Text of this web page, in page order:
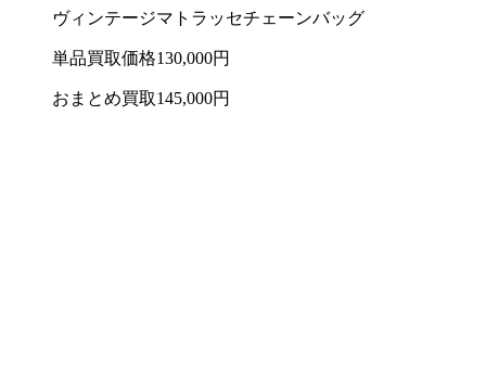
ヴィンテージマトラッセチェーンバッグ
単品買取価格130,000円
おまとめ買取145,000円